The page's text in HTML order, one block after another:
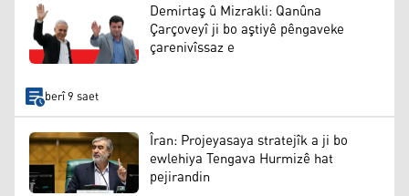
Demirtaş û Mizrakli: Qanûna
Çarçoveyî ji bo aştiyê pêngaveke
çarenivîssaz e
berî 9 saet
Îran: Projeyasaya stratejîk a ji bo
ewlehiya Tengava Hurmizê hat
pejirandin